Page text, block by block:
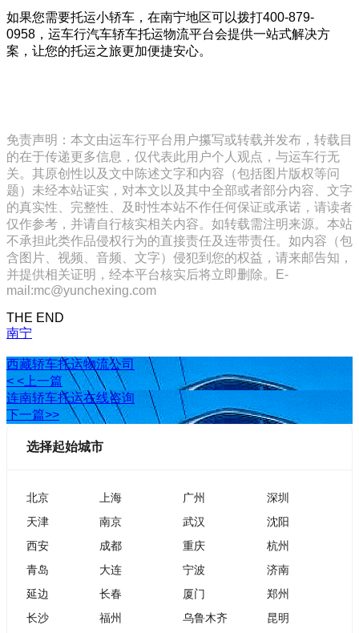
如果您需要托运小轿车，在南宁地区可以拨打400-879-
0958，运车行汽车轿车托运物流平台会提供一站式解决方
案，让您的托运之旅更加便捷安心。
免责声明：本文由运车行平台用户攥写或转载并发布，转载目
的在于传递更多信息，仅代表此用户个人观点，与运车行无
关。其原创性以及文中陈述文字和内容（包括图片版权等问
题）未经本站证实，对本文以及其中全部或者部分内容、文字
的真实性、完整性、及时性本站不作任何保证或承诺，请读者
仅作参考，并请自行核实相关内容。如转载需注明来源。本站
不承担此类作品侵权行为的直接责任及连带责任。如内容（包
含图片、视频、音频、文字）侵犯到您的权益，请来邮告知，
并提供相关证明，经本平台核实后将立即删除。E-
mail:mc@yunchexing.com
THE END
南宁
西藏轿车托运物流公司
< <上一篇
连南轿车托运在线咨询
下一篇>>
选择起始城市
北京 上海 广州
深圳
天津
南京 武汉
沈阳
西安
成都 重庆
杭州
青岛
大连 宁波
济南
延边
长春 厦门
郑州
长沙
福州 乌鲁木齐
昆明